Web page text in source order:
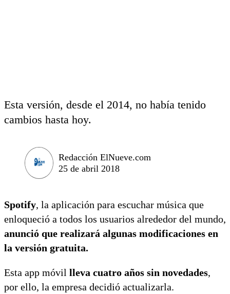
Esta versión, desde el 2014, no había tenido
cambios hasta hoy.
Redacción ElNueve.com
25 de abril 2018
Spotify, la aplicación para escuchar música que
enloqueció a todos los usuarios alrededor del mundo,
anunció que realizará algunas modificaciones en
la versión gratuita.
Esta app móvil lleva cuatro años sin novedades,
por ello, la empresa decidió actualizarla.